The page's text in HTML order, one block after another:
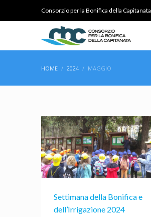
Consorzio per la Bonifica della Capitanata
HOME 2024 MAGGIO
Settimana della Bonifica e
dell’Irrigazione 2024